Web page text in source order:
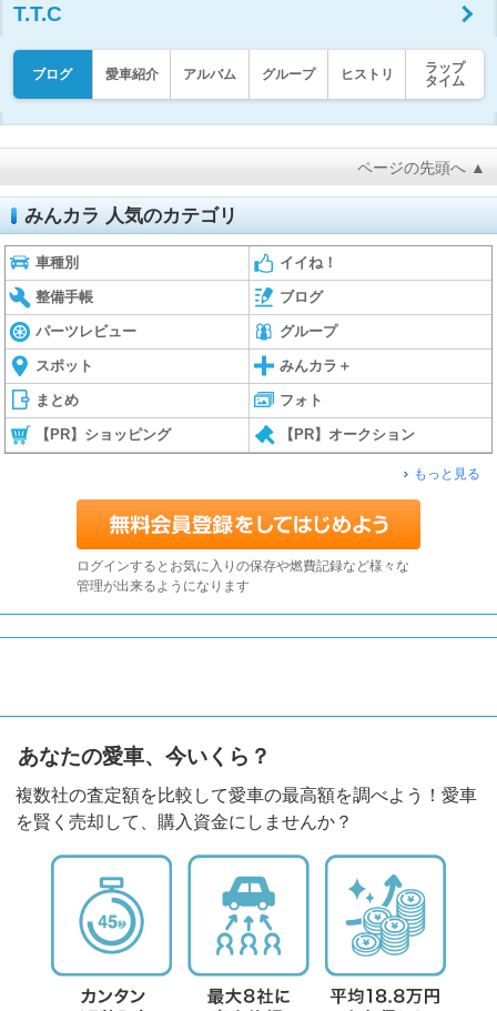
T.T.C
ブログ 愛車紹介 アルバム グループ ヒストリ
ラップ
タイム
ページの先頭へ ▲
みんカラ 人気のカテゴリ
車種別 イイね！
整備手帳 ブログ
パーツレビュー グループ
スポット みんカラ＋
まとめ フォト
【PR】ショッピング 【PR】オークション
もっと見る
ログインするとお気に入りの保存や燃費記録など様々な
管理が出来るようになります
あなたの愛車、今いくら？
複数社の査定額を比較して愛車の最高額を調べよう！愛車
を賢く売却して、購入資金にしませんか？